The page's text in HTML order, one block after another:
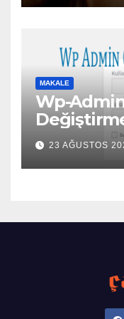
MAKALE
Wp-
23 AĞUSTOS